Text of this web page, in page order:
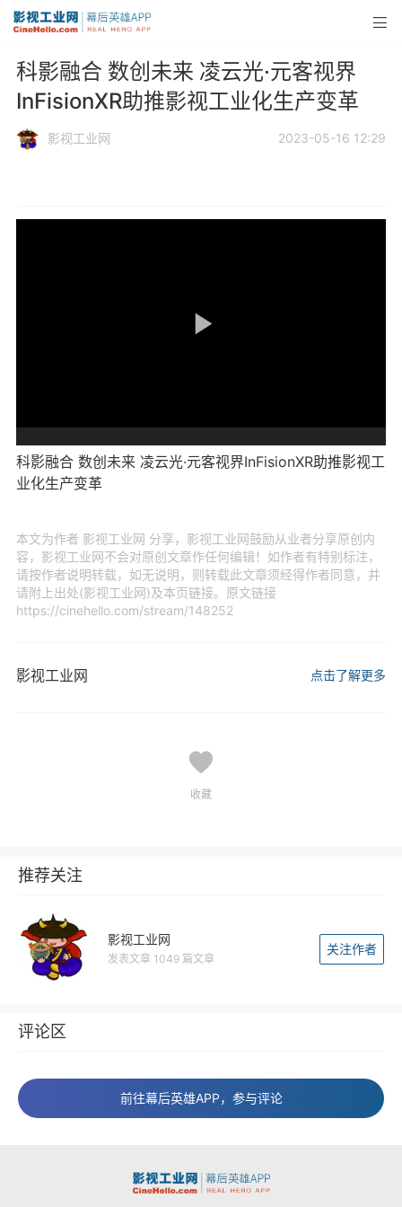
科影融合 数创未来 凌云光·元客视界
InFisionXR助推影视工业化生产变革
影视工业网 2023-05-16 12:29
科影融合 数创未来 凌云光·元客视界InFisionXR助推影视工
业化生产变革
本文为作者 影视工业网 分享，影视工业网鼓励从业者分享原创内
容，影视工业网不会对原创文章作任何编辑！如作者有特别标注，
请按作者说明转载，如无说明，则转载此文章须经得作者同意，并
请附上出处(影视工业网)及本页链接。原文链接
https://cinehello.com/stream/148252
影视工业网 点击了解更多
收藏
推荐关注
影视工业网
发表文章 1049 篇文章
关注作者
评论区
前往幕后英雄APP，参与评论